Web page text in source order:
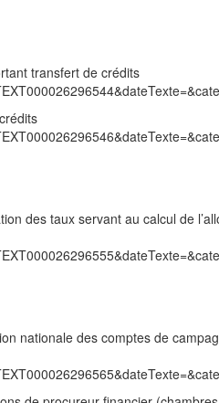
transfert de crédits
des taux servant au calcul de
nationale des comptes de